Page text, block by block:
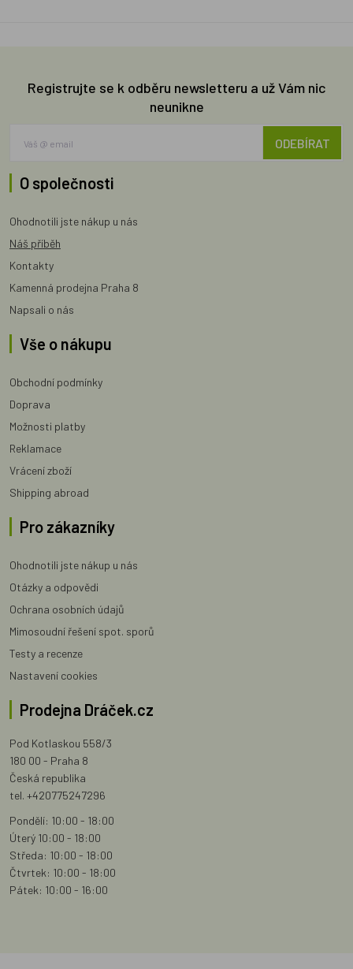
Registrujte se k odběru newsletteru a už Vám nic
neunikne
ODEBÍRAT
O společnosti
Ohodnotili jste nákup u nás
Náš příběh
Kontakty
Kamenná prodejna Praha 8
Napsali o nás
Vše o nákupu
Obchodní podmínky
Doprava
Možnosti platby
Reklamace
Vrácení zboží
Shipping abroad
Pro zákazníky
Ohodnotili jste nákup u nás
Otázky a odpovědi
Ochrana osobních údajů
Mimosoudní řešení spot. sporů
Testy a recenze
Nastavení cookies
Prodejna Dráček.cz
Pod Kotlaskou 558/3
180 00 - Praha 8
Česká republika
tel. +420775247296
Pondělí: 10:00 - 18:00
Úterý 10:00 - 18:00
Středa: 10:00 - 18:00
Čtvrtek: 10:00 - 18:00
Pátek: 10:00 - 16:00